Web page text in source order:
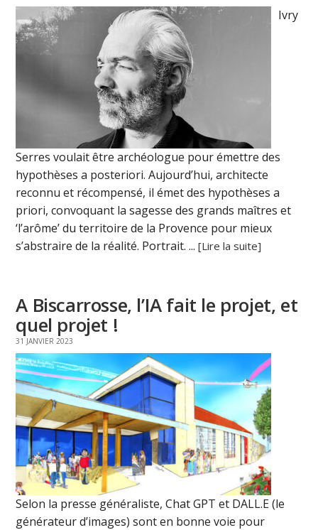
Ivry
Serres voulait être archéologue pour émettre des
hypothèses a posteriori. Aujourd’hui, architecte
reconnu et récompensé, il émet des hypothèses a
priori, convoquant la sagesse des grands maîtres et
‘l’arôme’ du territoire de la Provence pour mieux
s’abstraire de la réalité. Portrait. ...[Lire la suite]
A Biscarrosse, l’IA fait le projet, et
quel projet !
31 JANVIER 2023
Selon la presse généraliste, Chat GPT et DALL.E (le
générateur d’images) sont en bonne voie pour